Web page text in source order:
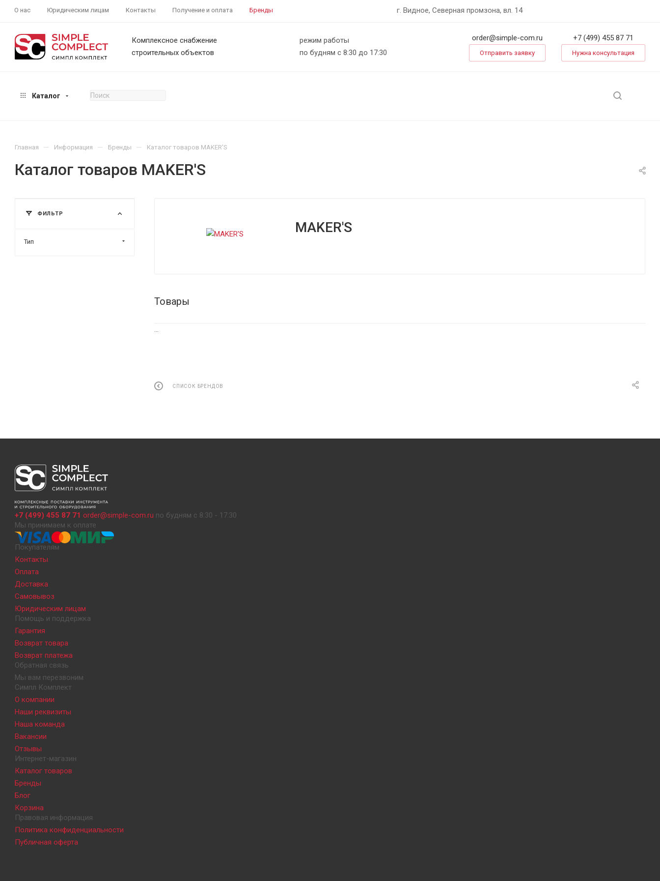
О нас Юридическим лицам Контакты Получение и оплата Бренды г. Видное, Северная промзона, вл. 14
Комплексное снабжение
строительных объектов
режим работы
по будням с 8:30 до 17:30
order@simple-com.ru
Отправить заявку
+7 (499) 455 87 71
Нужна консультация
Каталог
Главная — Информация — Бренды — Каталог товаров MAKER'S
Каталог товаров MAKER'S
MAKER'S
Товары
...
СПИСОК БРЕНДОВ
ФИЛЬТР
Тип
+7 (499) 455 87 71 order@simple-com.ru по будням с 8:30 - 17:30
Мы принимаем к оплате
Покупателям
Контакты
Оплата
Доставка
Самовывоз
Юридическим лицам
Помощь и поддержка
Гарантия
Возврат товара
Возврат платежа
Обратная связь
Мы вам перезвоним
Симпл Комплект
О компании
Наши реквизиты
Наша команда
Вакансии
Отзывы
Интернет-магазин
Каталог товаров
Бренды
Блог
Корзина
Правовая информация
Политика конфиденциальности
Публичная оферта